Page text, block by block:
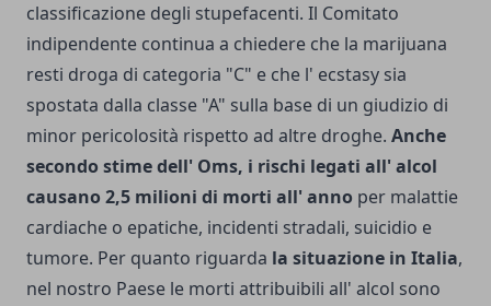
classificazione degli stupefacenti. Il Comitato
indipendente continua a chiedere che la marijuana
resti droga di categoria "C" e che l' ecstasy sia
spostata dalla classe "A" sulla base di un giudizio di
minor pericolosità rispetto ad altre droghe. Anche
secondo stime dell' Oms, i rischi legati all' alcol
causano 2,5 milioni di morti all' anno per malattie
cardiache o epatiche, incidenti stradali, suicidio e
tumore. Per quanto riguarda la situazione in Italia,
nel nostro Paese le morti attribuibili all' alcol sono